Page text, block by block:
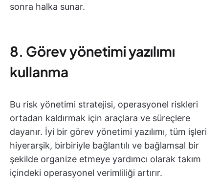
sonra halka sunar.
8. Görev yönetimi yazılımı
kullanma
Bu risk yönetimi stratejisi, operasyonel riskleri
ortadan kaldırmak için araçlara ve süreçlere
dayanır. İyi bir görev yönetimi yazılımı, tüm işleri
hiyerarşik, birbiriyle bağlantılı ve bağlamsal bir
şekilde organize etmeye yardımcı olarak takım
içindeki operasyonel verimliliği artırır.